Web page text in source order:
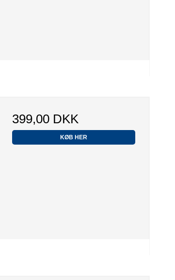
399,00 DKK
KØB HER